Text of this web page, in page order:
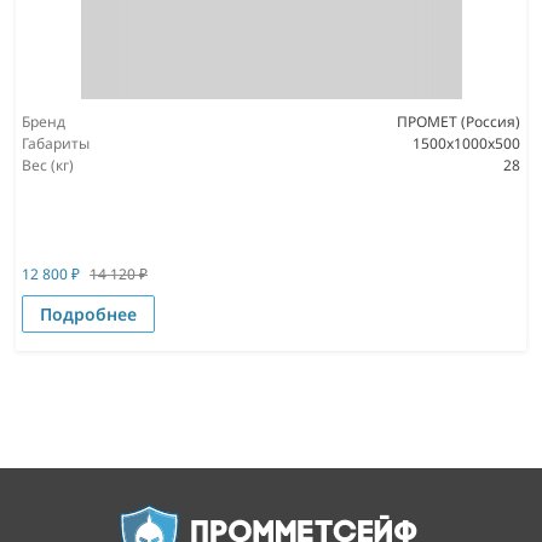
Бренд
ПРОМЕТ (Россия)
Габариты
1500x1000x500
Вес (кг)
28
12 800₽ 14 120₽
Подробнее